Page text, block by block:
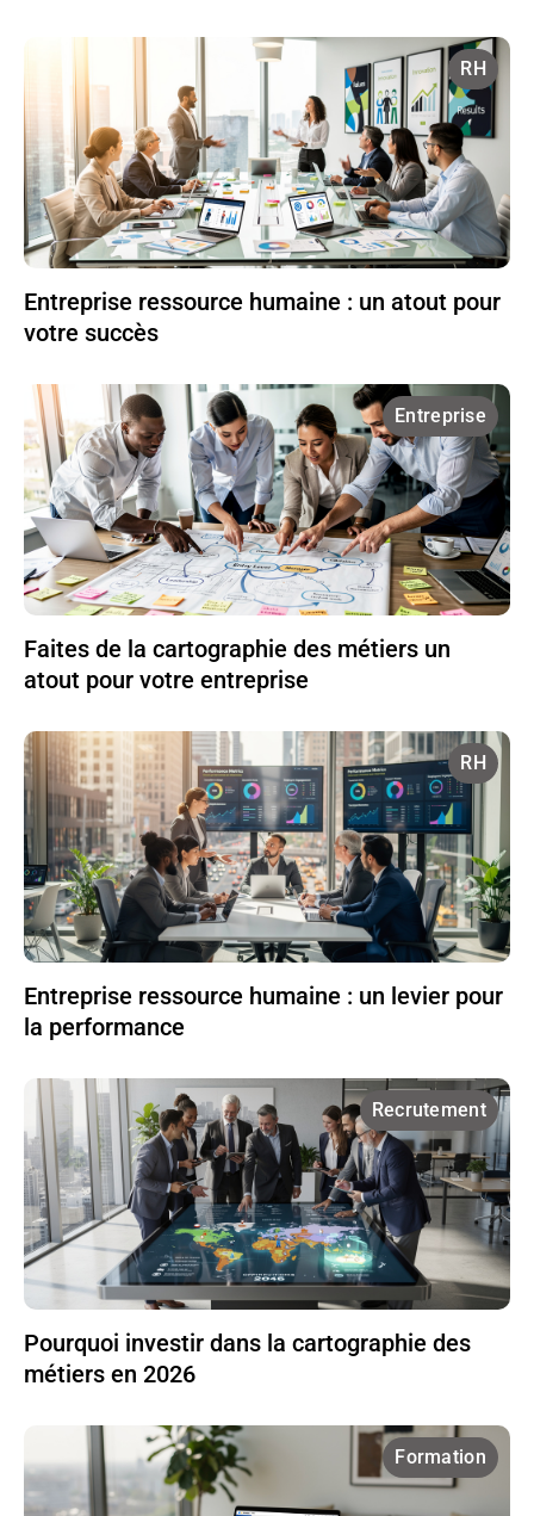
RH
Entreprise ressource humaine : un atout pour
votre succès
Entreprise
Faites de la cartographie des métiers un
atout pour votre entreprise
RH
Entreprise ressource humaine : un levier pour
la performance
Recrutement
Pourquoi investir dans la cartographie des
métiers en 2026
Formation